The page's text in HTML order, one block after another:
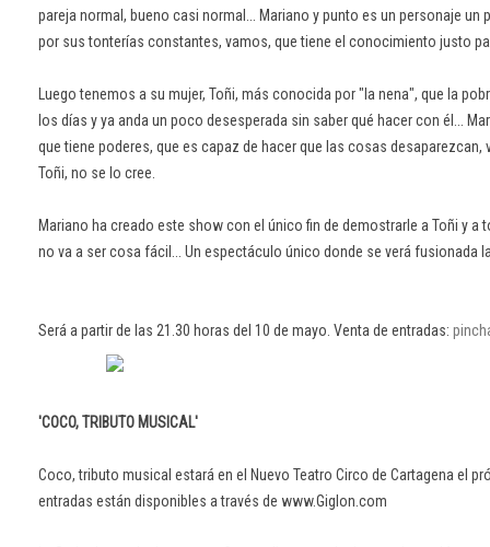
pareja normal, bueno casi normal... Mariano y punto es un personaje
por sus tonterías constantes, vamos, que tiene el conocimiento justo
Luego tenemos a su mujer, Toñi, más conocida por "la nena", que la
los días y ya anda un poco desesperada sin saber qué hacer con él...
que tiene poderes, que es capaz de hacer que las cosas
Toñi, no se lo cree.
Mariano ha creado este show con el único fin de demostrarle a Toñi y
no va a ser cosa fácil... Un espectáculo único donde se verá fusionada
Será a partir de las 21.30 horas del 10 de mayo. Venta de entradas:
'COCO, TRIBUTO MUSICAL'
Coco, tributo musical estará en el Nuevo Teatro Circo de Cartagena el
entradas están disponibles a través de www.Giglon.com